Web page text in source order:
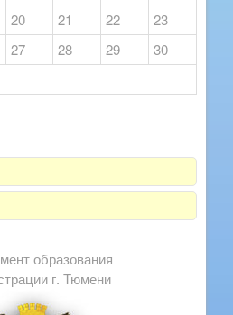
20 21 22
23
27 28 29
30
образования
г. Тюмени